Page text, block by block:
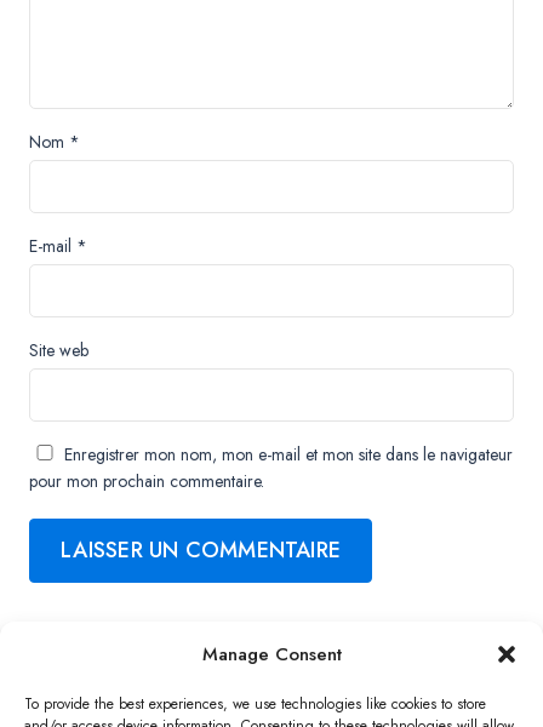
Manage Consent
To provide the best experiences, we use technologies like cookies to store
Nom *
E-mail *
Site web
Enregistrer mon nom, mon e-mail et mon site dans le navigateur
pour mon prochain commentaire.